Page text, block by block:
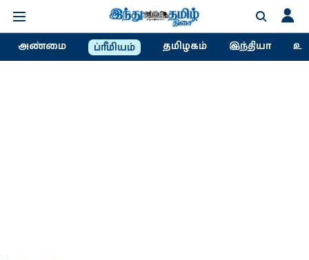
அண்மை ப்ரீமியம் தமிழகம் இந்தியா